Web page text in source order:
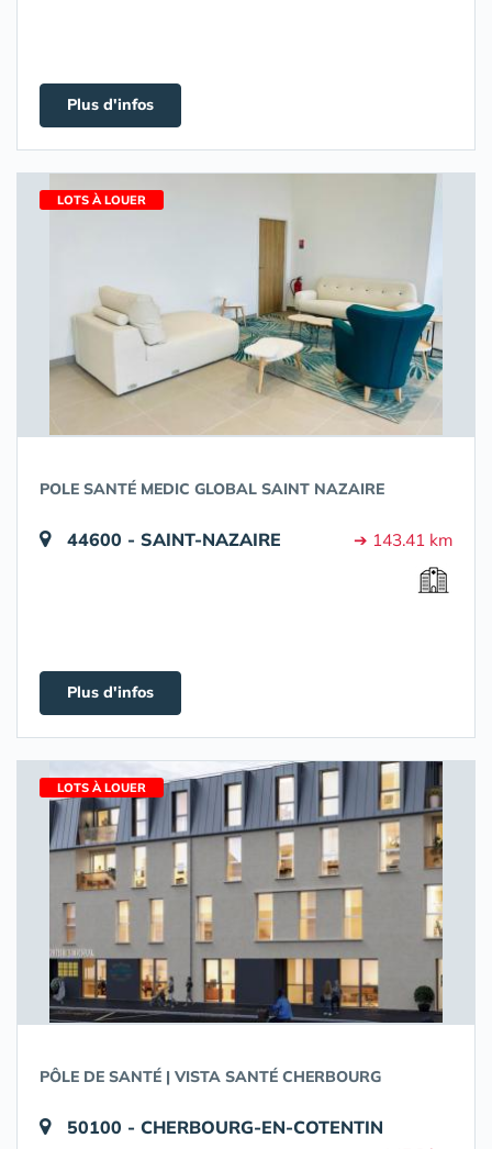
Plus d'infos
LOTS À LOUER
POLE SANTÉ MEDIC GLOBAL SAINT NAZAIRE
44600 - SAINT-NAZAIRE ➔ 143.41 km
Plus d'infos
LOTS À LOUER
PÔLE DE SANTÉ | VISTA SANTÉ CHERBOURG
50100 - CHERBOURG-EN-COTENTIN